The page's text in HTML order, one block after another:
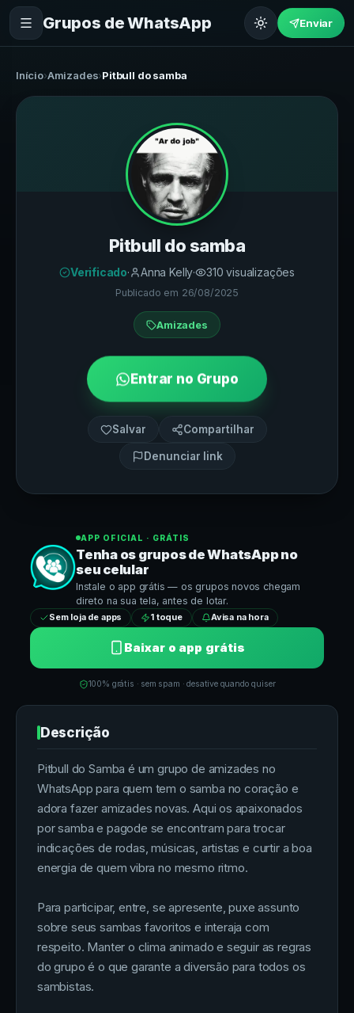
Grupos de WhatsApp Enviar
Início›Amizades›Pitbull do samba
Pitbull do samba
Verificado· Anna Kelly· 310 visualizações
Publicado em 26/08/2025
Amizades
Entrar no Grupo
Salvar Compartilhar
Denunciar link
APP OFICIAL · GRÁTIS
Tenha os grupos deWhatsAppno
seu celular
Instale o app grátis — os grupos novos chegam
direto na sua tela, antes de lotar.
Sem loja de apps 1 toque Avisa na hora
Baixar o app grátis
100% grátis · sem spam · desative quando quiser
Descrição
Pitbull do Samba é um grupo de amizades no
WhatsApp para quem tem o samba no coração e
adora fazer amizades novas. Aqui os apaixonados
por samba e pagode se encontram para trocar
indicações de rodas, músicas, artistas e curtir a boa
energia de quem vibra no mesmo ritmo.
Para participar, entre, se apresente, puxe assunto
sobre seus sambas favoritos e interaja com
respeito. Manter o clima animado e seguir as regras
do grupo é o que garante a diversão para todos os
sambistas.